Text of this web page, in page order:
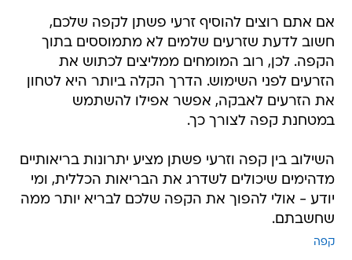
אם אתם רוצים להוסיף זרעי פשתן לקפה שלכם,
חשוב לדעת שזרעים שלמים לא מתמוססים בתוך
הקפה. לכן, רוב המומחים ממליצים לכתוש את
הזרעים לפני השימוש. הדרך הקלה ביותר היא לטחון
את הזרעים לאבקה, אפשר אפילו להשתמש
במטחנת קפה לצורך כך.
השילוב בין קפה וזרעי פשתן מציע יתרונות בריאותיים
מדהימים שיכולים לשדרג את הבריאות הכללית, ומי
יודע - אולי להפוך את הקפה שלכם לבריא יותר ממה
שחשבתם.
קפה